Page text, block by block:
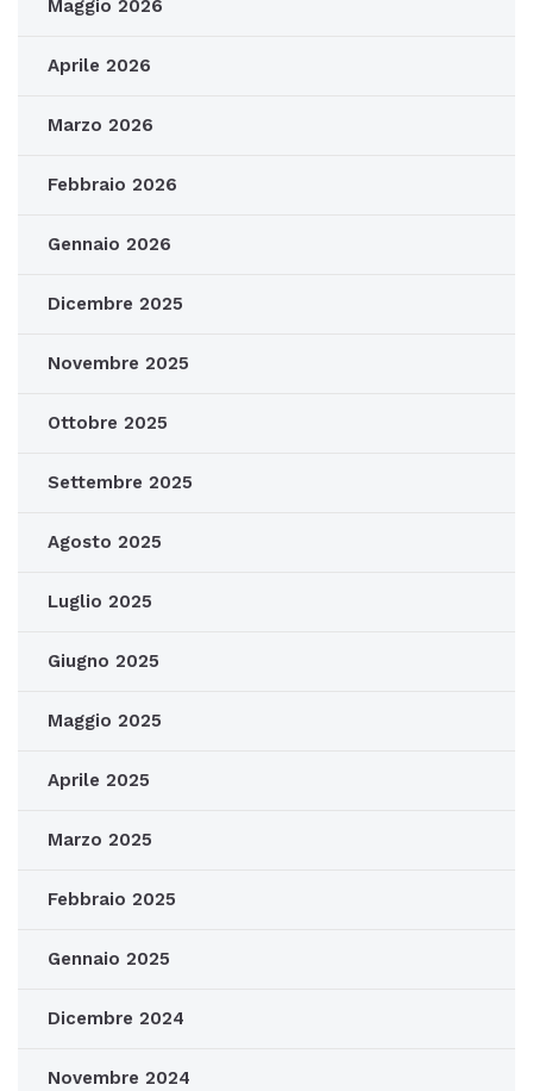
Maggio 2026
Aprile 2026
Marzo 2026
Febbraio 2026
Gennaio 2026
Dicembre 2025
Novembre 2025
Ottobre 2025
Settembre 2025
Agosto 2025
Luglio 2025
Giugno 2025
Maggio 2025
Aprile 2025
Marzo 2025
Febbraio 2025
Gennaio 2025
Dicembre 2024
Novembre 2024